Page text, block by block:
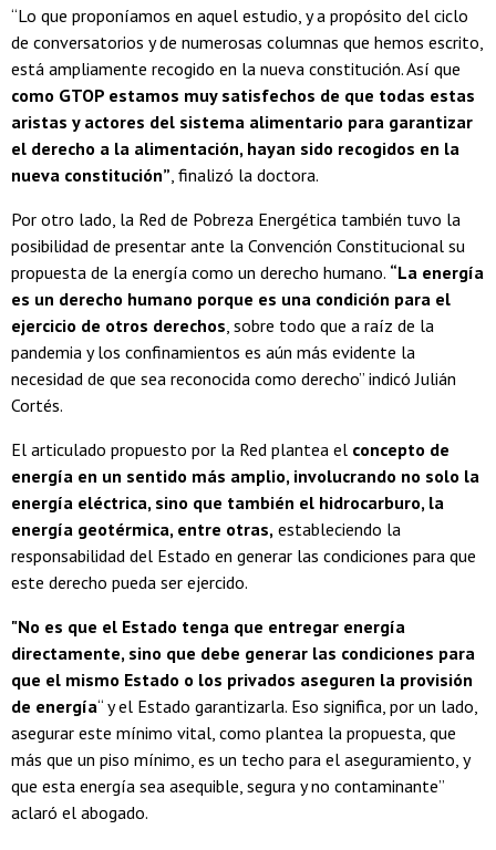
“Lo que proponíamos en aquel estudio, y a propósito del ciclo
de conversatorios y de numerosas columnas que hemos escrito,
está ampliamente recogido en la nueva constitución. Así que
como GTOP estamos muy satisfechos de que todas estas
aristas y actores del sistema alimentario para garantizar
el derecho a la alimentación, hayan sido recogidos en la
nueva constitución” , finalizó la doctora.
Por otro lado, la Red de Pobreza Energética también tuvo la
posibilidad de presentar ante la Convención Constitucional su
propuesta de la energía como un derecho humano. “La energía
es un derecho humano porque es una condición para el
ejercicio de otros derechos , sobre todo que a raíz de la
pandemia y los confinamientos es aún más evidente la
necesidad de que sea reconocida como derecho” indicó Julián
Cortés.
El articulado propuesto por la Red plantea el concepto de
energía en un sentido más amplio, involucrando no solo la
energía eléctrica, sino que también el hidrocarburo, la
energía geotérmica, entre otras, estableciendo la
responsabilidad del Estado en generar las condiciones para que
este derecho pueda ser ejercido.
"No es que el Estado tenga que entregar energía
directamente, sino que debe generar las condiciones para
que el mismo Estado o los privados aseguren la provisión
de energía“ y el Estado garantizarla. Eso significa, por un lado,
asegurar este mínimo vital, como plantea la propuesta, que
más que un piso mínimo, es un techo para el aseguramiento, y
que esta energía sea asequible, segura y no contaminante”
aclaró el abogado.